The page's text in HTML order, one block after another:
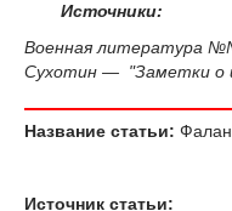
Источники:
Военная литература
Сухотин — "Заметки о
Название статьи:
Источник статьи: